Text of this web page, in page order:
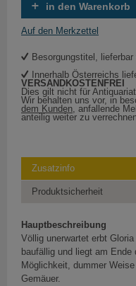
in den Warenkorb
Auf den Merkzettel
Besorgungstitel,
Innerhalb Österreichs
VERSANDKOSTENFREI
Dies gilt nicht für
Wir behalten uns vor, in
dem Kunden, anfallende
anteilig weiter zu
Zusatzinfo
Produktsicherheit
Hauptbeschreibung
Völlig unerwartet erbt
baufällig und liegt am
Möglichkeit, dummer
Gemäuer.